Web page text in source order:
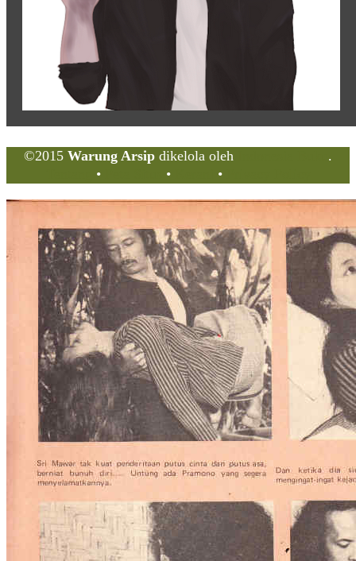
©2015 Warung Arsip dikelola oleh
.
• • •